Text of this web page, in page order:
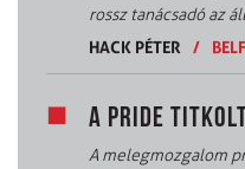
rossz tanácsadó az
HACK PÉTER
/
A PRIDE
A melegmozgalom